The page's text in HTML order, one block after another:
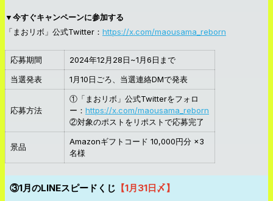
▼今すぐキャンペーンに参加する
「まおリボ」公式Twitter： https://x.com/maousama_reborn
応募期間
2024年12月28日~1月6日まで
当選発表
1月10日ごろ、当選連絡DMで発表
応募方法
①「まおリボ」公式Twitterをフォロ
ー： https://x.com/maousama_reborn
②対象のポストをリポストで応募完了
景品
Amazonギフトコード 10,000円分 ×3
名様
③1月のLINEスピードくじ 【1月31日〆】